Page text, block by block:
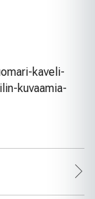
kaveli-
kuvaamia-